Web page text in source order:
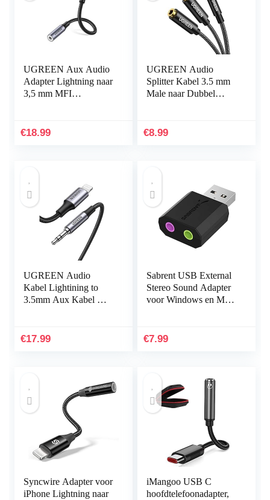
UGREEN Aux Audio
Adapter Lightning naar
3,5 mm MFI
Kabel Compatibel met
€18.99
UGREEN Audio
Splitter Kabel 3.5 mm
Male naar Dubbel
Aux Kabel voor
€8.99
UGREEN Audio
Kabel Lightining to
3.5mm Aux Kabel MFI
Koptelefoon
€17.99
Sabrent USB External
Stereo Sound Adapter
voor Windows en Mac.
MMSA)
€7.99
Syncwire Adapter voor
iPhone Lightning naar
iMangoo USB C
hoofdtelefoonadapter,